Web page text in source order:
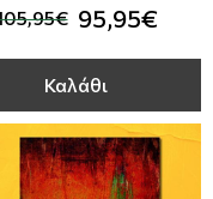
95,95€
Καλάθι